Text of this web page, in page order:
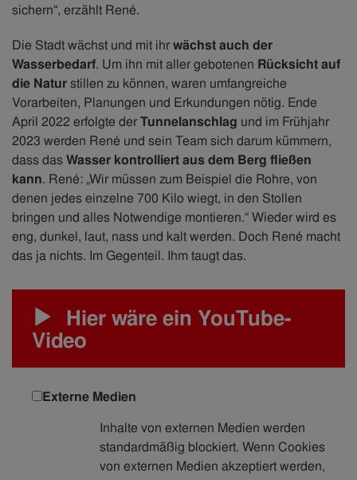
sichern“, erzählt René. ​
Die Stadt wächst und mit ihrwächst auch der
Wasserbedarf. Um ihn mit aller gebotenen Rücksicht auf
die Naturstillen zu können, waren umfangreiche
Vorarbeiten, Planungen und Erkundungen nötig. Ende
April 2022 erfolgte derTunnelanschlag und im Frühjahr
2023 werden René und sein Team sich darum kümmern,
dass dasWasser kontrolliert aus dem Berg fließen
kann. René: „Wir müssen zum Beispiel die Rohre, von
denen jedes einzelne 700 Kilo wiegt, in den Stollen
bringen und alles Notwendige montieren.“ Wieder wird es
eng, dunkel, laut, nass und kalt werden. Doch René macht
das ja nichts. Im Gegenteil. Ihm taugt das.
Hier wäre ein YouTube-
Video
Externe Medien
Inhalte von externen Medien werden
standardmäßig blockiert. Wenn Cookies
von externen Medien akzeptiert werden,